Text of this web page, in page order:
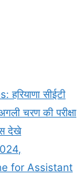
सीईटी
चरण की परीक्षा
देखे
for Assistant